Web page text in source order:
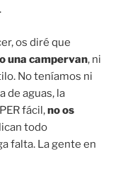
os diré que
una campervan, ni
No teníamos ni
de aguas, la
fácil,no os
todo
falta. La gente en